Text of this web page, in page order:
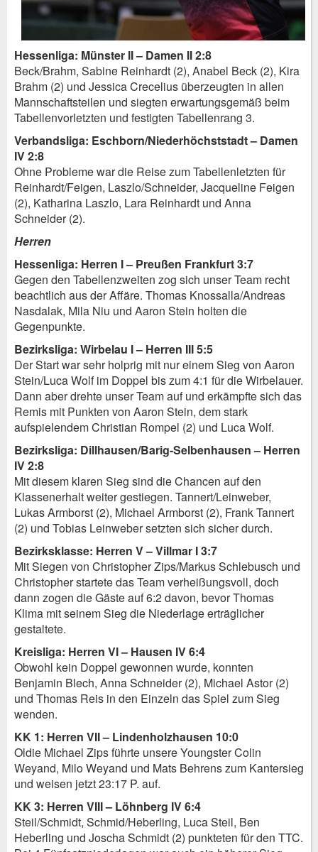
Hessenliga: Münster II – Damen II 2:8
Beck/Brahm, Sabine Reinhardt (2), Anabel Beck (2), Kira
Brahm (2) und Jessica Crecelius überzeugten in allen
Mannschaftsteilen und siegten erwartungsgemäß beim
Tabellenvorletzten und festigten Tabellenrang 3.
Verbandsliga: Eschborn/Niederhöchststadt – Damen
IV 2:8
Ohne Probleme war die Reise zum Tabellenletzten für
Reinhardt/Feigen, Laszlo/Schneider, Jacqueline Feigen
(2), Katharina Laszlo, Lara Reinhardt und Anna
Schneider (2).
Herren
Hessenliga: Herren I – Preußen Frankfurt 3:7
Gegen den Tabellenzweiten zog sich unser Team recht
beachtlich aus der Affäre. Thomas Knossalla/Andreas
Nasdalak, Mila Niu und Aaron Stein holten die
Gegenpunkte.
Bezirksliga: Wirbelau I – Herren III 5:5
Der Start war sehr holprig mit nur einem Sieg von Aaron
Stein/Luca Wolf im Doppel bis zum 4:1 für die Wirbelauer.
Dann aber drehte unser Team auf und erkämpfte sich das
Remis mit Punkten von Aaron Stein, dem stark
aufspielendem Christian Rompel (2) und Luca Wolf.
Bezirksliga: Dillhausen/Barig-Selbenhausen – Herren
IV 2:8
Mit diesem klaren Sieg sind die Chancen auf den
Klassenerhalt weiter gestiegen. Tannert/Leinweber,
Lukas Armborst (2), Michael Armborst (2), Frank Tannert
(2) und Tobias Leinweber setzten sich sicher durch.
Bezirksklasse: Herren V – Villmar I 3:7
Mit Siegen von Christopher Zips/Markus Schlebusch und
Christopher startete das Team verheißungsvoll, doch
dann zogen die Gäste auf 6:2 davon, bevor Thomas
Klima mit seinem Sieg die Niederlage erträglicher
gestaltete.
Kreisliga: Herren VI – Hausen IV 6:4
Obwohl kein Doppel gewonnen wurde, konnten
Benjamin Blech, Anna Schneider (2), Michael Astor (2)
und Thomas Reis in den Einzeln das Spiel zum Sieg
wenden.
KK 1: Herren VII – Lindenholzhausen 10:0
Oldie Michael Zips führte unsere Youngster Colin
Weyand, Milo Weyand und Mats Behrens zum Kantersieg
und weisen jetzt 23:17 P. auf.
KK 3: Herren VIII – Löhnberg IV 6:4
Steil/Schmidt, Schmid/Heberling, Luca Steil, Ben
Heberling und Joscha Schmidt (2) punkteten für den TTC.